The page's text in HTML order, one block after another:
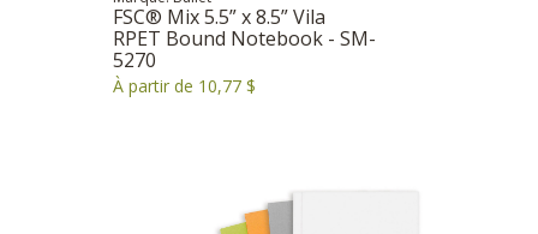
FSC® Mix 5.5” x 8.5” Vila
RPET Bound Notebook - SM-
5270
À partir de 10,77 $